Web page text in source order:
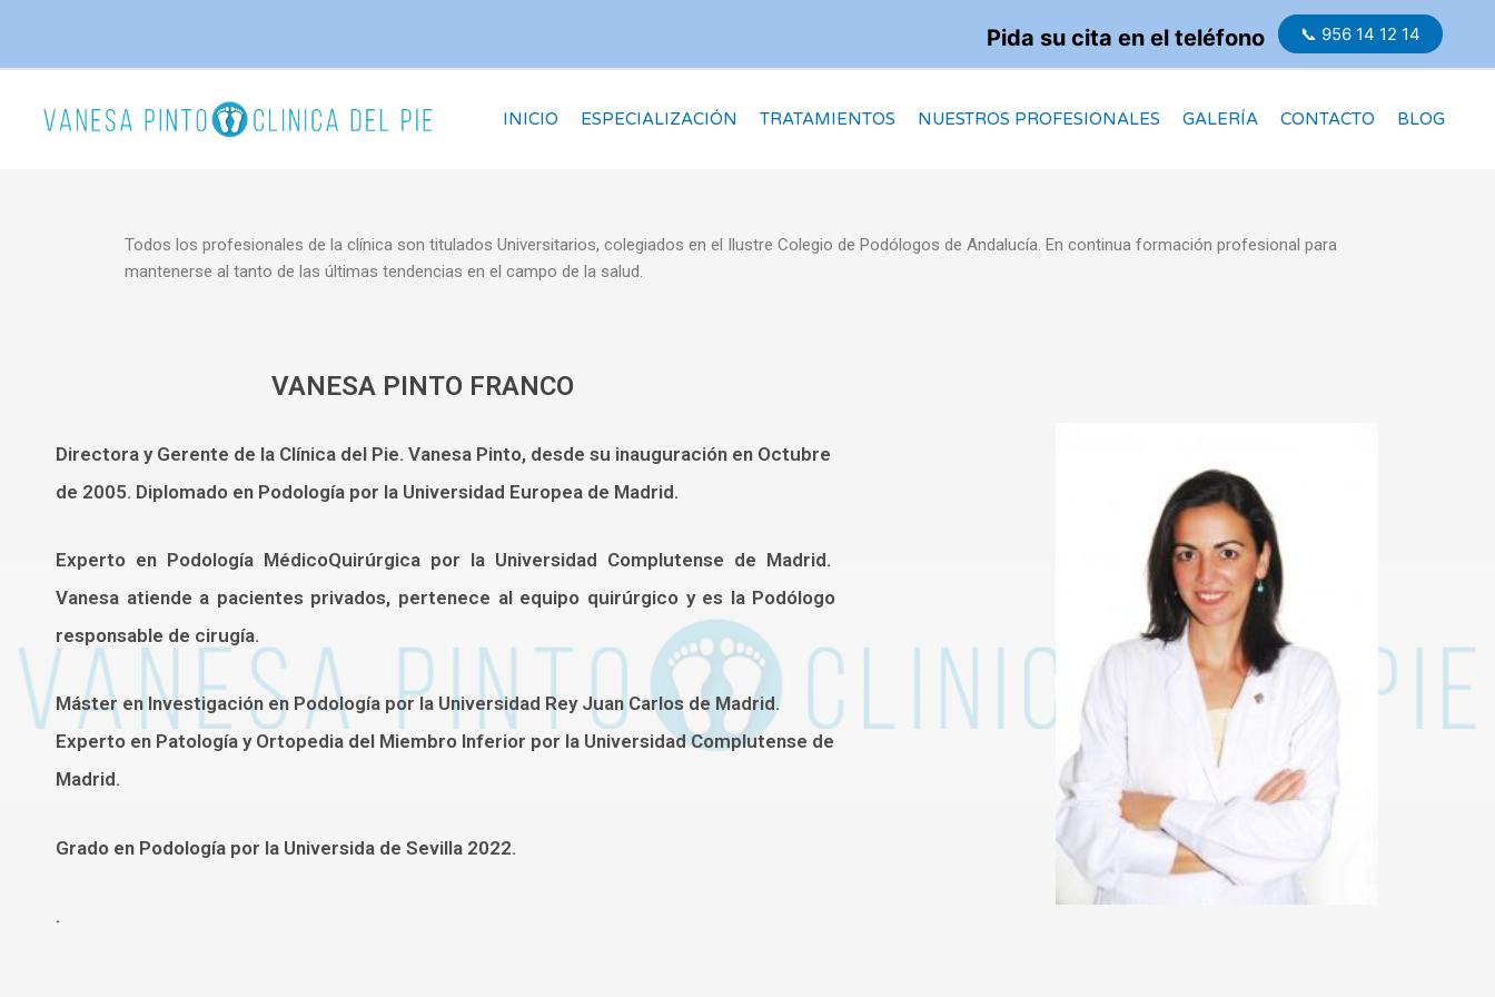
contenido
Pida su cita en el teléfono 📞 956 14 12 14
INICIO ESPECIALIZACIÓN TRATAMIENTOS NUESTROS PROFESIONALES GALERÍA CONTACTO BLOG
Todos los profesionales de la clínica son titulados Universitarios, colegiados en el Ilustre Colegio de Podólogos de Andalucía. En continua formación profesional para
mantenerse al tanto de las últimas tendencias en el campo de la salud.
VANESA PINTO FRANCO
Directora y Gerente de la Clínica del Pie. Vanesa Pinto, desde su inauguración en Octubre
de 2005. Diplomado en Podología por la Universidad Europea de Madrid.
Experto en Podología MédicoQuirúrgica por la Universidad Complutense de Madrid.
Vanesa atiende a pacientes privados, pertenece al equipo quirúrgico y es la Podólogo
responsable de cirugía.
Máster en Investigación en Podología por la Universidad Rey Juan Carlos de Madrid.
Experto en Patología y Ortopedia del Miembro Inferior por la Universidad Complutense de
Madrid.
Grado en Podología por la Universida de Sevilla 2022.
.